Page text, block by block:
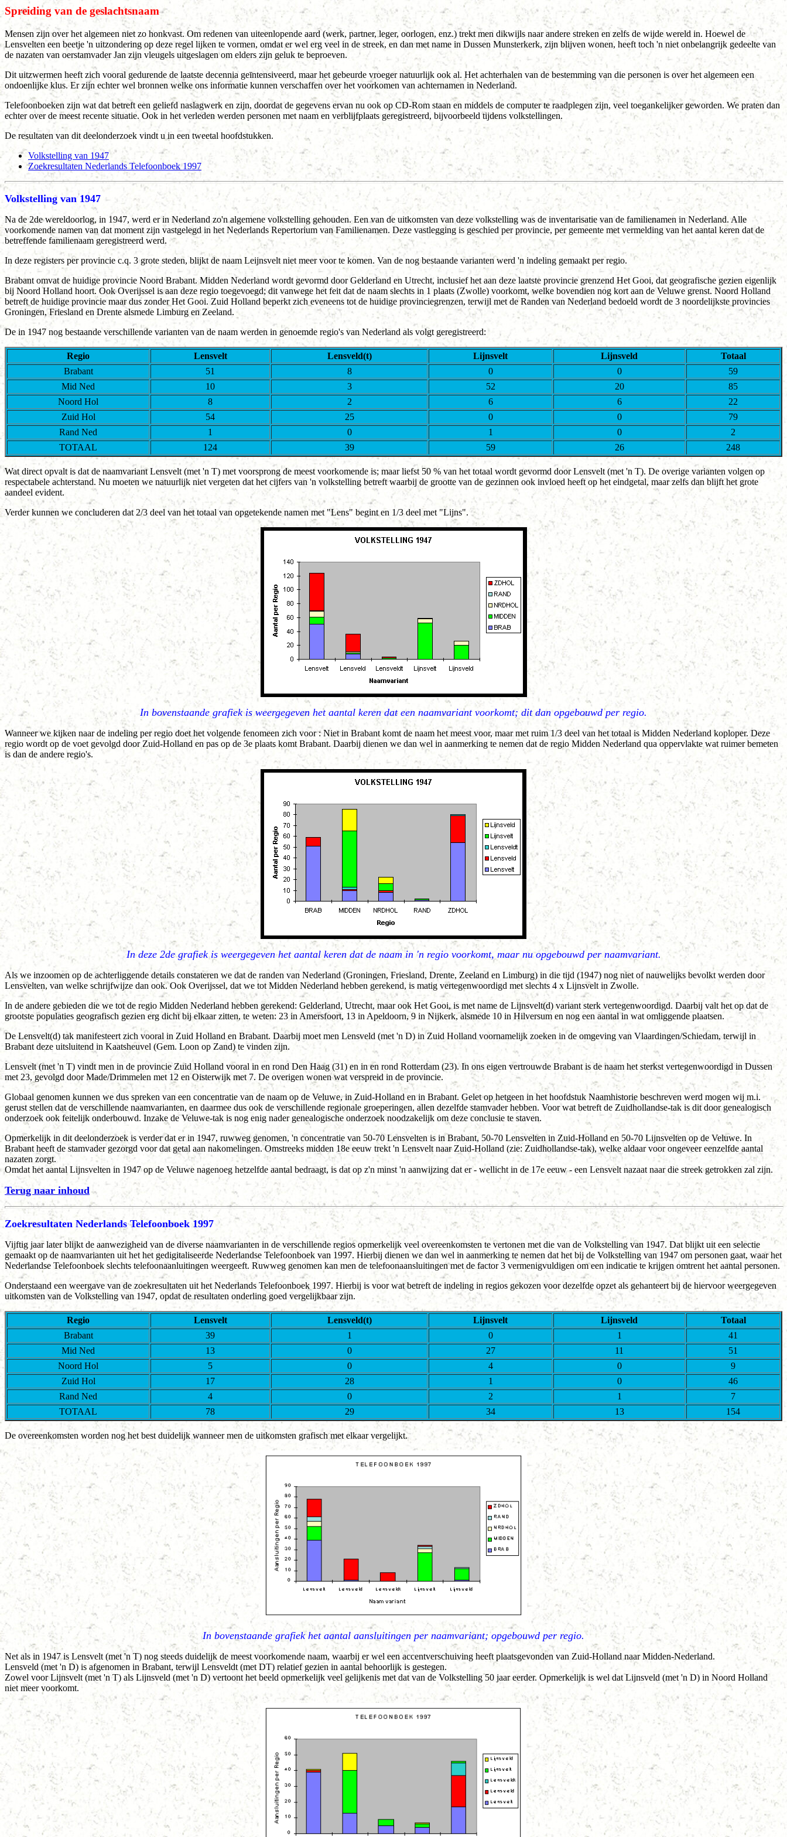
Spreiding van de geslachtsnaam
Mensen zijn over het algemeen niet zo honkvast. Om redenen van uiteenlopende aard (werk, partner, leger, oorlogen, enz.) trekt men dikwijls naar andere streken en zelfs de wijde wereld in. Hoewel de
Lensvelten een beetje 'n uitzondering op deze regel lijken te vormen, omdat er wel erg veel in de streek, en dan met name in Dussen Munsterkerk, zijn blijven wonen, heeft toch 'n niet onbelangrijk gedeelte van
de nazaten van oerstamvader Jan zijn vleugels uitgeslagen om elders zijn geluk te beproeven.
Dit uitzwermen heeft zich vooral gedurende de laatste decennia geīntensiveerd, maar het gebeurde vroeger natuurlijk ook al. Het achterhalen van de bestemming van die personen is over het algemeen een
ondoenlijke klus. Er zijn echter wel bronnen welke ons informatie kunnen verschaffen over het voorkomen van achternamen in Nederland.
Telefoonboeken zijn wat dat betreft een geliefd naslagwerk en zijn, doordat de gegevens ervan nu ook op CD-Rom staan en middels de computer te raadplegen zijn, veel toegankelijker geworden. We praten dan
echter over de meest recente situatie. Ook in het verleden werden personen met naam en verblijfplaats geregistreerd, bijvoorbeeld tijdens volkstellingen.
De resultaten van dit deelonderzoek vindt u in een tweetal hoofdstukken.
Volkstelling van 1947
Zoekresultaten Nederlands Telefoonboek 1997
Volkstelling van 1947
Na de 2de wereldoorlog, in 1947, werd er in Nederland zo'n algemene volkstelling gehouden. Een van de uitkomsten van deze volkstelling was de inventarisatie van de familienamen in Nederland. Alle
voorkomende namen van dat moment zijn vastgelegd in het Nederlands Repertorium van Familienamen. Deze vastlegging is geschied per provincie, per gemeente met vermelding van het aantal keren dat de
betreffende familienaam geregistreerd werd.
In deze registers per provincie c.q. 3 grote steden, blijkt de naam Leijnsvelt niet meer voor te komen. Van de nog bestaande varianten werd 'n indeling gemaakt per regio.
Brabant omvat de huidige provincie Noord Brabant. Midden Nederland wordt gevormd door Gelderland en Utrecht, inclusief het aan deze laatste provincie grenzend Het Gooi, dat geografische gezien eigenlijk
bij Noord Holland hoort. Ook Overijssel is aan deze regio toegevoegd; dit vanwege het feit dat de naam slechts in 1 plaats (Zwolle) voorkomt, welke bovendien nog kort aan de Veluwe grenst. Noord Holland
betreft de huidige provincie maar dus zonder Het Gooi. Zuid Holland beperkt zich eveneens tot de huidige provinciegrenzen, terwijl met de Randen van Nederland bedoeld wordt de 3 noordelijkste provincies
Groningen, Friesland en Drente alsmede Limburg en Zeeland.
De in 1947 nog bestaande verschillende varianten van de naam werden in genoemde regio's van Nederland als volgt geregistreerd:
Regio Lensvelt Lensveld(t) Lijnsvelt Lijnsveld
Totaal
Brabant
51 8 0 0
59
Mid Ned
10 3 52 20
85
Noord Hol
8 2 6 6
22
Zuid Hol
54 25 0 0
79
Rand Ned
1 0 1 0
2
TOTAAL
124 39 59 26 248
Wat direct opvalt is dat de naamvariant Lensvelt (met 'n T) met voorsprong de meest voorkomende is; maar liefst 50 % van het totaal wordt gevormd door Lensvelt (met 'n T). De overige varianten volgen op
respectabele achterstand. Nu moeten we natuurlijk niet vergeten dat het cijfers van 'n volkstelling betreft waarbij de grootte van de gezinnen ook invloed heeft op het eindgetal, maar zelfs dan blijft het grote
aandeel evident.
Verder kunnen we concluderen dat 2/3 deel van het totaal van opgetekende namen met "Lens" begint en 1/3 deel met "Lijns".
In bovenstaande grafiek is weergegeven het aantal keren dat een naamvariant voorkomt; dit dan opgebouwd per regio.
Wanneer we kijken naar de indeling per regio doet het volgende fenomeen zich voor : Niet in Brabant komt de naam het meest voor, maar met ruim 1/3 deel van het totaal is Midden Nederland koploper. Deze
regio wordt op de voet gevolgd door Zuid-Holland en pas op de 3e plaats komt Brabant. Daarbij dienen we dan wel in aanmerking te nemen dat de regio Midden Nederland qua oppervlakte wat ruimer bemeten
is dan de andere regio's.
In deze 2de grafiek is weergegeven het aantal keren dat de naam in 'n regio voorkomt, maar nu opgebouwd per naamvariant.
Als we inzoomen op de achterliggende details constateren we dat de randen van Nederland (Groningen, Friesland, Drente, Zeeland en Limburg) in die tijd (1947) nog niet of nauwelijks bevolkt werden door
Lensvelten, van welke schrijfwijze dan ook. Ook Overijssel, dat we tot Midden Nederland hebben gerekend, is matig vertegenwoordigd met slechts 4 x Lijnsvelt in Zwolle.
In de andere gebieden die we tot de regio Midden Nederland hebben gerekend: Gelderland, Utrecht, maar ook Het Gooi, is met name de Lijnsvelt(d) variant sterk vertegenwoordigd. Daarbij valt het op dat de
grootste populaties geografisch gezien erg dicht bij elkaar zitten, te weten: 23 in Amersfoort, 13 in Apeldoorn, 9 in Nijkerk, alsmede 10 in Hilversum en nog een aantal in wat omliggende plaatsen.
De Lensvelt(d) tak manifesteert zich vooral in Zuid Holland en Brabant. Daarbij moet men Lensveld (met 'n D) in Zuid Holland voornamelijk zoeken in de omgeving van Vlaardingen/Schiedam, terwijl in
Brabant deze uitsluitend in Kaatsheuvel (Gem. Loon op Zand) te vinden zijn.
Lensvelt (met 'n T) vindt men in de provincie Zuid Holland vooral in en rond Den Haag (31) en in en rond Rotterdam (23). In ons eigen vertrouwde Brabant is de naam het sterkst vertegenwoordigd in Dussen
met 23, gevolgd door Made/Drimmelen met 12 en Oisterwijk met 7. De overigen wonen wat verspreid in de provincie.
Globaal genomen kunnen we dus spreken van een concentratie van de naam op de Veluwe, in Zuid-Holland en in Brabant. Gelet op hetgeen in het hoofdstuk Naamhistorie beschreven werd mogen wij m.i.
gerust stellen dat de verschillende naamvarianten, en daarmee dus ook de verschillende regionale groeperingen, allen dezelfde stamvader hebben. Voor wat betreft de Zuidhollandse-tak is dit door genealogisch
onderzoek ook feitelijk onderbouwd. Inzake de Veluwe-tak is nog enig nader genealogische onderzoek noodzakelijk om deze conclusie te staven.
Opmerkelijk in dit deelonderzoek is verder dat er in 1947, ruwweg genomen, 'n concentratie van 50-70 Lensvelten is in Brabant, 50-70 Lensvelten in Zuid-Holland en 50-70 Lijnsvelten op de Veluwe. In
Brabant heeft de stamvader gezorgd voor dat getal aan nakomelingen. Omstreeks midden 18e eeuw trekt 'n Lensvelt naar Zuid-Holland (zie: Zuidhollandse-tak), welke aldaar voor ongeveer eenzelfde aantal
nazaten zorgt.
Omdat het aantal Lijnsvelten in 1947 op de Veluwe nagenoeg hetzelfde aantal bedraagt, is dat op z'n minst 'n aanwijzing dat er - wellicht in de 17e eeuw - een Lensvelt nazaat naar die streek getrokken zal zijn.
Terug naar inhoud
Zoekresultaten Nederlands Telefoonboek 1997
Vijftig jaar later blijkt de aanwezigheid van de diverse naamvarianten in de verschillende regios opmerkelijk veel overeenkomsten te vertonen met die van de Volkstelling van 1947. Dat blijkt uit een selectie
gemaakt op de naamvarianten uit het het gedigitaliseerde Nederlandse Telefoonboek van 1997. Hierbij dienen we dan wel in aanmerking te nemen dat het bij de Volkstelling van 1947 om personen gaat, waar het
Nederlandse Telefoonboek slechts telefoonaanluitingen weergeeft. Ruwweg genomen kan men de telefoonaansluitingen met de factor 3 vermenigvuldigen om een indicatie te krijgen omtrent het aantal personen.
Onderstaand een weergave van de zoekresultaten uit het Nederlands Telefoonboek 1997. Hierbij is voor wat betreft de indeling in regios gekozen voor dezelfde opzet als gehanteert bij de hiervoor weergegeven
uitkomsten van de Volkstelling van 1947, opdat de resultaten onderling goed vergelijkbaar zijn.
Regio Lensvelt Lensveld(t) Lijnsvelt Lijnsveld
Totaal
Brabant
39 1 0 1
41
Mid Ned
13 0 27 11
51
Noord Hol
5 0 4 0
9
Zuid Hol
17 28 1 0
46
Rand Ned
4 0 2 1
7
TOTAAL
78 29 34 13 154
De overeenkomsten worden nog het best duidelijk wanneer men de uitkomsten grafisch met elkaar vergelijkt.
In bovenstaande grafiek het aantal aansluitingen per naamvariant; opgebouwd per regio.
Net als in 1947 is Lensvelt (met 'n T) nog steeds duidelijk de meest voorkomende naam, waarbij er wel een accentverschuiving heeft plaatsgevonden van Zuid-Holland naar Midden-Nederland.
Lensveld (met 'n D) is afgenomen in Brabant, terwijl Lensveldt (met DT) relatief gezien in aantal behoorlijk is gestegen.
Zowel voor Lijnsvelt (met 'n T) als Lijnsveld (met 'n D) vertoont het beeld opmerkelijk veel gelijkenis met dat van de Volkstelling 50 jaar eerder. Opmerkelijk is wel dat Lijnsveld (met 'n D) in Noord Holland
niet meer voorkomt.